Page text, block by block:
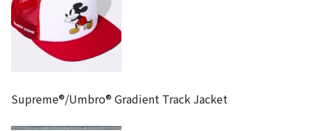
Supreme®/Umbro® Gradient Track Jacket